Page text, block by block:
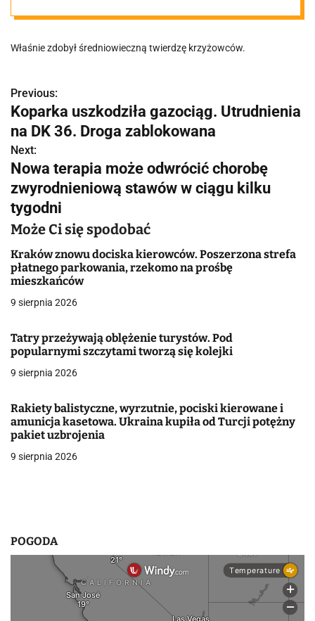
Właśnie zdobył średniowieczną twierdzę krzyżowców.
N
a
w
i
g
a
c
j
a
w
p
s
u
Previous:
Koparka uszkodziła gazociąg. Utrudnienia
na DK 36. Droga zablokowana
Next:
Nowa terapia może odwrócić chorobę
zwyrodnieniową stawów w ciągu kilku
tygodni
Może Ci się spodobać
Kraków znowu dociska kierowców. Poszerzona strefa
płatnego parkowania, rzekomo na prośbę
mieszkańców
9 sierpnia 2026
Tatry przeżywają oblężenie turystów. Pod
popularnymi szczytami tworzą się kolejki
9 sierpnia 2026
Rakiety balistyczne, wyrzutnie, pociski kierowane i
amunicja kasetowa. Ukraina kupiła od Turcji potężny
pakiet uzbrojenia
9 sierpnia 2026
POGODA